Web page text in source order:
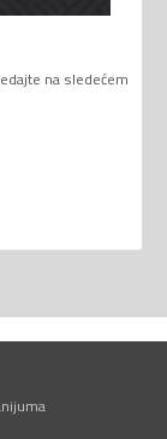
na sledećem